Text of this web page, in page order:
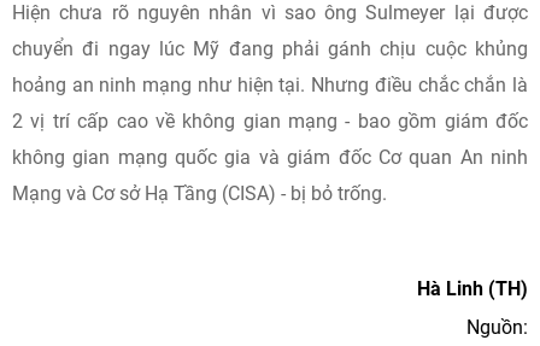
Hiện chưa rõ nguyên nhân vì sao ông Sulmeyer lại được
chuyển đi ngay lúc Mỹ đang phải gánh chịu cuộc khủng
hoảng an ninh mạng như hiện tại. Nhưng điều chắc chắn là
2 vị trí cấp cao về không gian mạng - bao gồm giám đốc
không gian mạng quốc gia và giám đốc Cơ quan An ninh
Mạng và Cơ sở Hạ Tầng (CISA) - bị bỏ trống.
Hà Linh (TH)
Nguồn: